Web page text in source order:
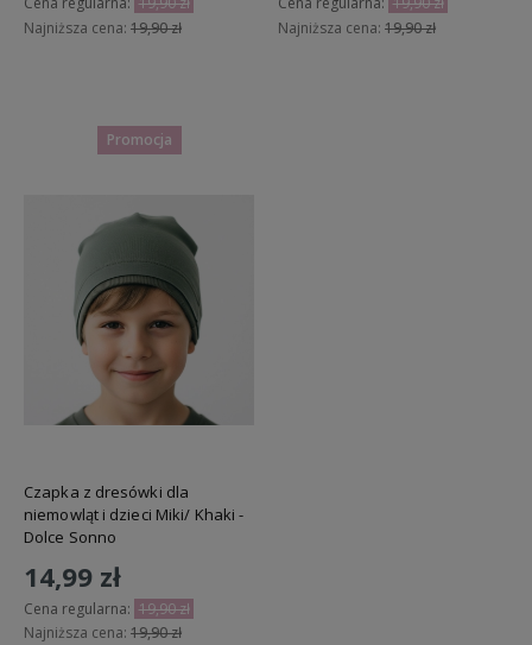
Najniższa cena: 19,90 zł
Najniższa cena: 19,90 zł
Czapka z dresówki dla
niemowląt i dzieci Miki/ Khaki -
Dolce Sonno
14,99 zł
Cena regularna: 19,90 zł
Najniższa cena: 19,90 zł
Promocja